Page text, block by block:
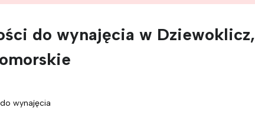
do wynajęcia w Dziewoklicz,
wynajęcia